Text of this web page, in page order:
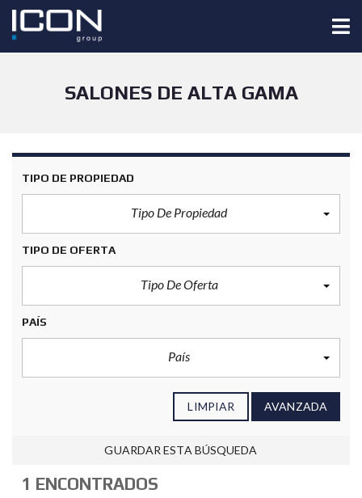
SALONES DE ALTA GAMA
TIPO DE PROPIEDAD
Tipo De Propiedad
TIPO DE OFERTA
Tipo De Oferta
PAÍS
País
LIMPIAR AVANZADA
GUARDAR ESTA BÚSQUEDA
1 ENCONTRADOS